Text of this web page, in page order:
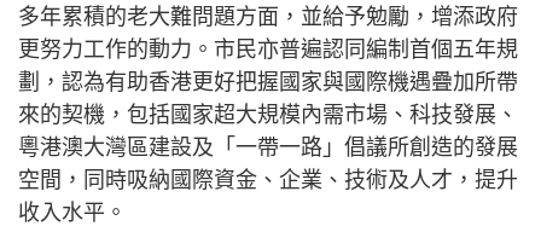
多年累積的老大難問題方面，並給予勉勵，增添政府
更努力工作的動力。市民亦普遍認同編制首個五年規
劃，認為有助香港更好把握國家與國際機遇疊加所帶
來的契機，包括國家超大規模內需市場、科技發展、
粵港澳大灣區建設及「一帶一路」倡議所創造的發展
空間，同時吸納國際資金、企業、技術及人才，提升
收入水平。